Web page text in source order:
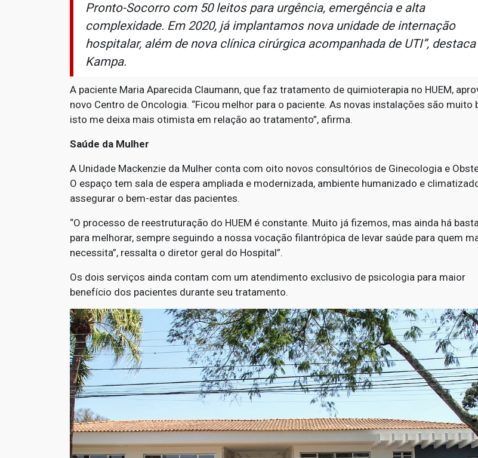
Pronto-Socorro com 50 leitos para urgência, emergência e alta
complexidade. Em 2020, já implantamos nova unidade de internação
hospitalar, além de nova clínica cirúrgica acompanhada de UTI”, destaca
Kampa.
A paciente Maria Aparecida Claumann, que faz tratamento de quimioterapia no HUEM,
novo Centro de Oncologia. “Ficou melhor para o paciente. As novas instalações são muito
isto me deixa mais otimista em relação ao tratamento”, afirma.
Saúde da Mulher
A Unidade Mackenzie da Mulher conta com oito novos consultórios de Ginecologia e
O espaço tem sala de espera ampliada e modernizada, ambiente humanizado e
assegurar o bem-estar das pacientes.
“O processo de reestruturação do HUEM é constante. Muito já fizemos, mas ainda há
para melhorar, sempre seguindo a nossa vocação filantrópica de levar saúde para quem
necessita”, ressalta o diretor geral do Hospital”.
Os dois serviços ainda contam com um atendimento exclusivo de psicologia para maior
benefício dos pacientes durante seu tratamento.